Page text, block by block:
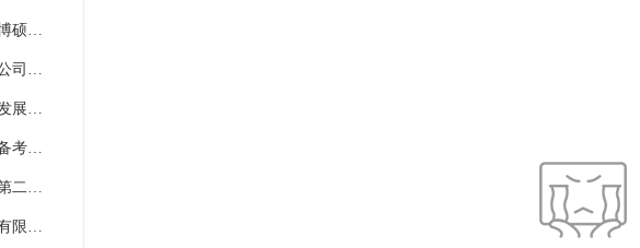
2026春季河北邯郸市曲周县博硕人才选聘87人备考题库及参考答案详解（基础题）
2026广西中烟工业有限责任公司博士后科研工作站博士后招聘6人备考题库及完整答案详解（考点梳理）
2026江苏扬州高邮高新招商发展有限公司招聘招商专员5人备考题库含答案详解（黄金题型）
2026深圳能源春季校园招聘备考题库含完整答案详解【夺冠】
2026云南昭通鲁甸县卯家湾第二幼儿园招聘6人备考题库及完整答案详解【有一套】
2026山东省新动能基金管理有限公司校园招聘8人备考题库附完整答案详解【网校专用】